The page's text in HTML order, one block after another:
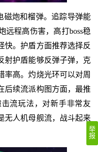
磁炮和榴弹。追踪导弹能
远程高伤害，高打boss稳
快。护盾方面推荐选择反
射护盾能够反弹子弹，克
率高。灼烧光环可以对周
后续流派构图方面，最推
流玩法，对新手非常友
无人机母舰流，战斗起来
举
报